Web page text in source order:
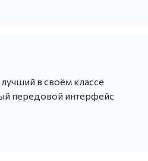
в своём классе
передовой интерфейс